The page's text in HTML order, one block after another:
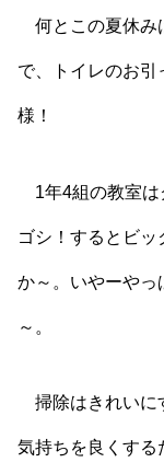
何とこの夏休み
で、トイレのお引
様！
1年4組の教室は
ゴシ！するとビ
か～。いやーやっ
～。
掃除はきれいに
気持ちを良くする